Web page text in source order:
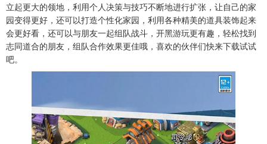
立起更大的领地，利用个人决策与技巧不断地进行扩张，让自己的家
园变得更好，还可以打造个性化家园，利用各种精美的道具装饰起来
会更好看，还可以与朋友一起组队战斗，开黑游玩更有趣，轻松找到
志同道合的朋友，组队合作效果更佳哦，喜欢的伙伴们快来下载试试
吧。